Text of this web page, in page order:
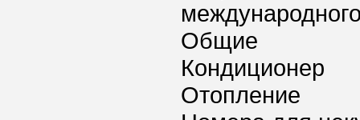
Общие
Кондиционер
Отопление